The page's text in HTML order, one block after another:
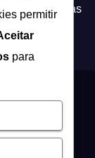
entre ideias
vivemos!
– Fasim
permitir
para